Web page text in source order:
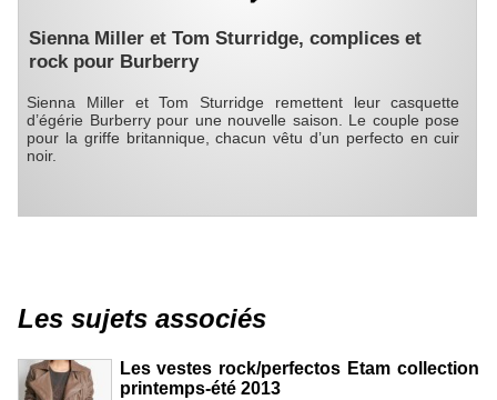
Sienna Miller et Tom Sturridge, complices et
rock pour Burberry
Sienna Miller et Tom Sturridge remettent leur casquette
d’égérie Burberry pour une nouvelle saison. Le couple pose
pour la griffe britannique, chacun vêtu d’un perfecto en cuir
noir.
Les sujets associés
Les vestes rock/perfectos Etam collection
printemps-été 2013